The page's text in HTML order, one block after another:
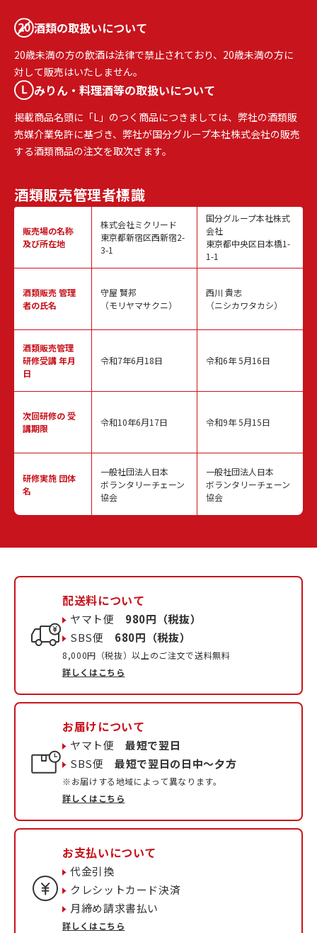
酒類の取扱いについて
20歳未満の方の飲酒は法律で禁止されており、20歳未満の方に
対して販売はいたしません。
みりん・料理酒等の取扱いについて
掲載商品名頭に「L」のつく商品につきましては、弊社の酒類販
売媒介業免許に基づき、弊社が国分グループ本社株式会社の販売
する酒類商品の注文を取次ぎます。
酒類販売管理者標識
販売場の名称
及び所在地
酒類販売管理
者の氏名
酒類販売管理
研修受講 年月
日
次回研修の受
講期限
研修実施 団体
名
株式会社ミクリード
東京都新宿区西新宿2-
3-1
守屋 賢邦
（モリヤマサクニ）
令和7年6月18日
令和10年6月17日
一般社団法人日本
ボランタリーチェーン
協会
国分グループ本社株式
会社
東京都中央区日本橋1-
1-1
西川 貴志
（ニシカワタカシ）
令和6年 5月16日
令和9年 5月15日
一般社団法人日本
ボランタリーチェーン
協会
配送料について
ヤマト便 980円（税抜）
SBS便 680円（税抜）
8,000円（税抜）以上のご注文で送料無料
詳しくはこちら
お届けについて
ヤマト便最短で翌日
SBS便最短で翌日の日中〜夕方
※お届けする地域によって異なります。
詳しくはこちら
お支払いについて
代金引換
クレシットカード決済
月締め請求書払い
詳しくはこちら